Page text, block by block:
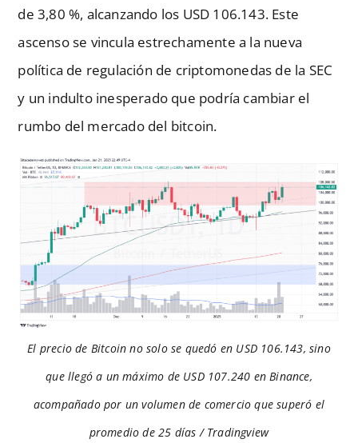
de 3,80 %, alcanzando los USD 106.143. Este
ascenso se vincula estrechamente a la nueva
política de regulación de criptomonedas de la SEC
y un indulto inesperado que podría cambiar el
rumbo del mercado del bitcoin.
El precio de Bitcoin no solo se quedó en USD 106.143, sino
que llegó a un máximo de USD 107.240 en Binance,
acompañado por un volumen de comercio que superó el
promedio de 25 días / Tradingview